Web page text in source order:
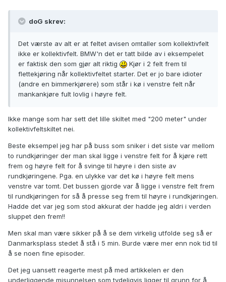
doG skrev:
Det værste av alt er at feltet avisen omtaller som kollektivfelt
ikke er kollektivfelt. BMW'n det er tatt bilde av i eksempelet
er faktisk den som gjør alt riktig
Kjør i 2 felt frem til
flettekjøring når kollektivfeltet starter. Det er jo bare idioter
(andre en bimmerkjørere) som står i kø i venstre felt når
mankankjøre fult lovlig i høyre felt.
Ikke mange som har sett det lille skiltet med "200 meter" under
kollektivfeltskiltet nei.
Beste eksempel jeg har på buss som sniker i det siste var mellom
to rundkjøringer der man skal ligge i venstre felt for å kjøre rett
frem og høyre felt for å svinge til høyre i den siste av
rundkjøringene. Pga. en ulykke var det kø i høyre felt mens
venstre var tomt. Det bussen gjorde var å ligge i venstre felt frem
til rundkjøringen for så å presse seg frem til høyre i rundkjøringen.
Hadde det var jeg som stod akkurat der hadde jeg aldri i verden
sluppet den frem!!
Men skal man være sikker på å se dem virkelig utfolde seg så er
Danmarksplass stedet å stå i 5 min. Burde være mer enn nok tid til
å se noen fine episoder.
Det jeg uansett reagerte mest på med artikkelen er den
underliggende misunnelsen som tydeligvis ligger til grunn for å